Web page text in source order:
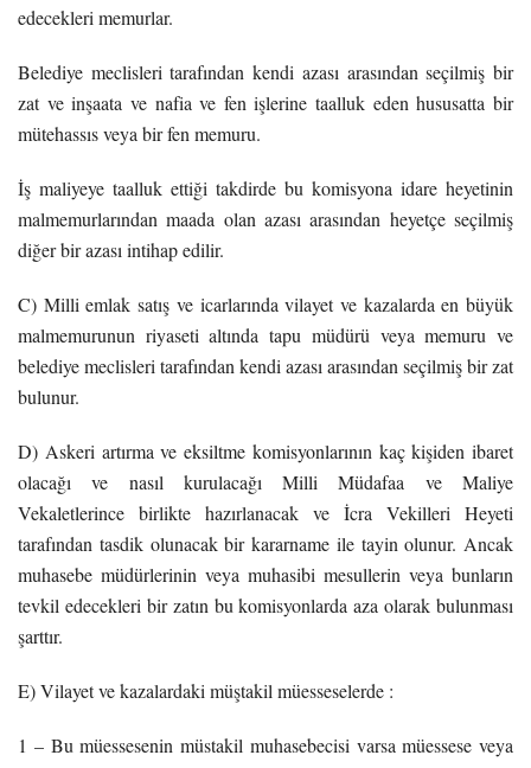
edecekleri memurlar.
Belediye meclisleri tarafından kendi azası arasından seçilmiş bir
zat ve inşaata ve nafia ve fen işlerine taalluk eden hususatta bir
mütehassıs veya bir fen memuru.
İş maliyeye taalluk ettiği takdirde bu komisyona idare heyetinin
malmemurlarından maada olan azası arasından heyetçe seçilmiş
diğer bir azası intihap edilir.
C) Milli emlak satış ve icarlarında vilayet ve kazalarda en büyük
malmemurunun riyaseti altında tapu müdürü veya memuru ve
belediye meclisleri tarafından kendi azası arasından seçilmiş bir zat
bulunur.
D) Askeri artırma ve eksiltme komisyonlarının kaç kişiden ibaret
olacağı ve nasıl kurulacağı Milli Müdafaa ve Maliye
Vekaletlerince birlikte hazırlanacak ve İcra Vekilleri Heyeti
tarafından tasdik olunacak bir kararname ile tayin olunur. Ancak
muhasebe müdürlerinin veya muhasibi mesullerin veya bunların
tevkil edecekleri bir zatın bu komisyonlarda aza olarak bulunması
şarttır.
E) Vilayet ve kazalardaki müştakil müesseselerde :
1 – Bu müessesenin müstakil muhasebecisi varsa müessese veya